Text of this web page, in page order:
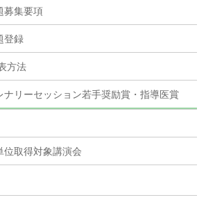
募集要項
登録
方法
ナリーセッション若手奨励賞・指導医賞
位取得対象講演会